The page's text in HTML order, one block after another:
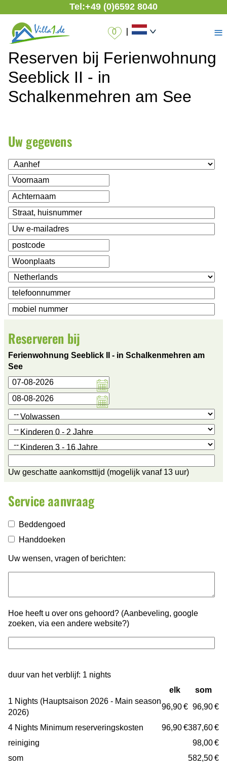
Tel:+49 (0)6592 8040
| ≡
Reserven bij Ferienwohnung
Seeblick II - in
Schalkenmehren am See
Uw gegevens
Reserveren bij
Ferienwohnung Seeblick II - in Schalkenmehren am
See
Volwassen
Kinderen 0 - 2 Jahre
Kinderen 3 - 16 Jahre
Uw geschatte aankomsttijd (mogelijk vanaf 13 uur)
Service aanvraag
Beddengoed
Handdoeken
Uw wensen, vragen of berichten:
Hoe heeft u over ons gehoord? (Aanbeveling, google
zoeken, via een andere website?)
duur van het verblijf: 1 nights
elk
som
1 Nights (Hauptsaison 2026 - Main season
2026)
96,90 € 96,90 €
4 Nights Minimum reserveringskosten 96,90 €387,60 €
reiniging
98,00 €
som
582,50 €